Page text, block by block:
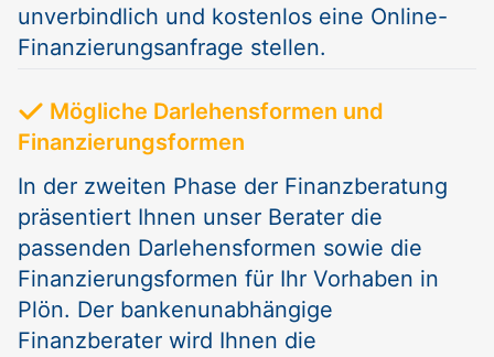
unverbindlich und kostenlos eine Online-
Finanzierungsanfrage stellen.
Mögliche Darlehensformen und
Finanzierungsformen
In der zweiten Phase der Finanzberatung
präsentiert Ihnen unser Berater die
passenden Darlehensformen sowie die
Finanzierungsformen für Ihr Vorhaben in
Plön. Der bankenunabhängige
Finanzberater wird Ihnen die